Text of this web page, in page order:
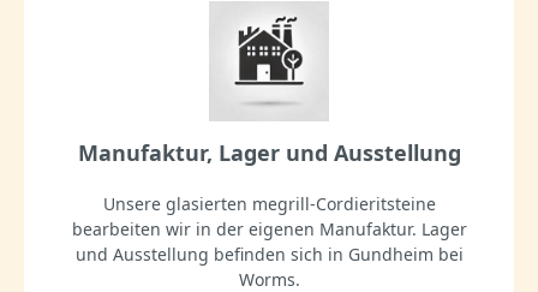
Manufaktur, Lager und Ausstellung
Unsere glasierten megrill-Cordieritsteine
bearbeiten wir in der eigenen Manufaktur. Lager
und Ausstellung befinden sich in Gundheim bei
Worms.